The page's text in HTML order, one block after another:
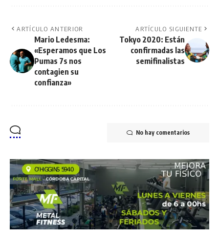
ARTÍCULO ANTERIOR
Mario Ledesma:
«Esperamos que Los
Pumas 7s nos
contagien su
confianza»
ARTÍCULO SIGUIENTE
Tokyo 2020: Están
confirmadas las
semifinalistas
No hay comentarios